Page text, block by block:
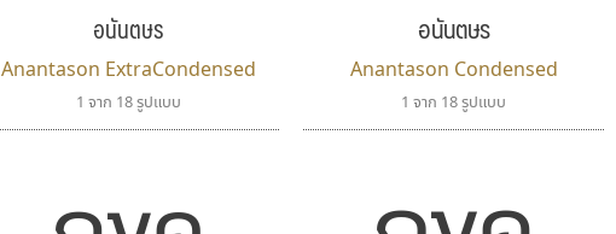
อนันตษร
Anantason ExtraCondensed
1 จาก 18 รูปแบบ
อนันตษร
Anantason Condensed
1 จาก 18 รูปแบบ